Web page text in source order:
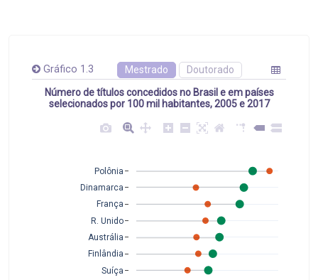
Gráfico 1.3 Mestrado Doutorado
Número de títulos concedidos no Brasil e em países
selecionados por 100 mil habitantes, 2005 e 2017
Suíça
Finlândia
Austrália
R. Unido
França
Dinamarca
Polônia